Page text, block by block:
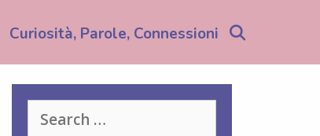
Curiosità, Parole, Connessioni
for: